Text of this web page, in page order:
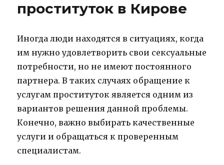
проституток в Кирове
Иногда люди находятся в ситуациях, когда
им нужно удовлетворить свои сексуальные
потребности, но не имеют постоянного
партнера. В таких случаях обращение к
услугам проституток является одним из
вариантов решения данной проблемы.
Конечно, важно выбирать качественные
услуги и обращаться к проверенным
специалистам.